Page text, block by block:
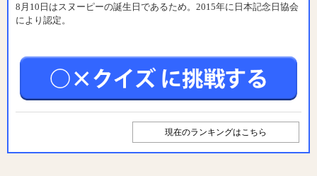
8月10日はスヌーピーの誕生日であるため。2015年に日本記念日協会
により認定。
現在のランキングはこちら